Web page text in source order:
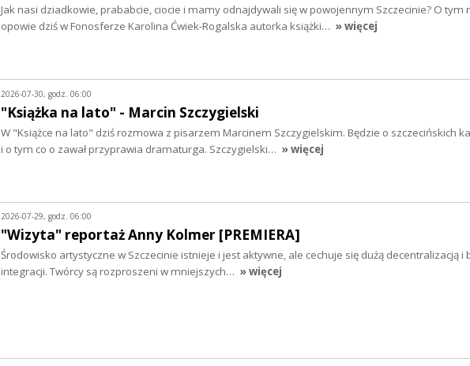
Jak nasi dziadkowie, prababcie, ciocie i mamy odnajdywali się w powojennym Szczecinie? O tym
opowie dziś w Fonosferze Karolina Ćwiek-Rogalska autorka książki… » więcej
2026-07-30, godz. 06:00
"Książka na lato" - Marcin Szczygielski
W "Książce na lato" dziś rozmowa z pisarzem Marcinem Szczygielskim. Będzie o szczecińskich
i o tym co o zawał przyprawia dramaturga. Szczygielski… » więcej
2026-07-29, godz. 06:00
"Wizyta" reportaż Anny Kolmer [PREMIERA]
Środowisko artystyczne w Szczecinie istnieje i jest aktywne, ale cechuje się dużą decentralizacją i
integracji. Twórcy są rozproszeni w mniejszych… » więcej